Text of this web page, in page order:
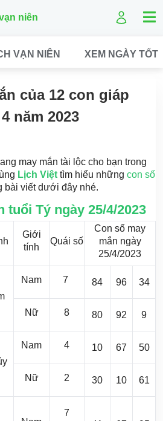
niên
VẠN NIÊN XEM NGÀY TỐT
của 12 con giáp
năm 2023
may mắn tài lộc cho bạn trong
Lịch Việt tìm hiểu những con số
bài viết dưới đây nhé.
tuổi Tý ngày 25/4/2023
Giới
tính
Quái số
Con số may
mắn ngày
25/4/2023
Nam 7 84 96 34
Nữ 8 80 92 9
Nam 4 10 67 50
Nữ 2 30 10 61
7